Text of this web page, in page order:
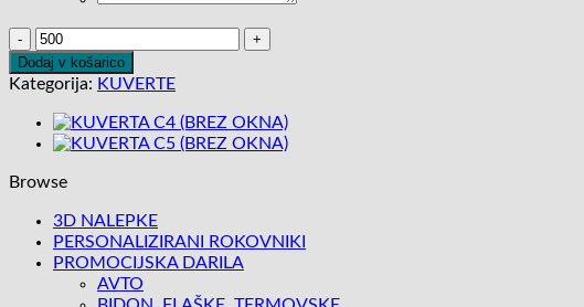
KUVERTA
C5
(LEVO
količina
Dodaj v košarico
Kategorija: KUVERTE
Browse
3D NALEPKE
PERSONALIZIRANI ROKOVNIKI
PROMOCIJSKA DARILA
AVTO